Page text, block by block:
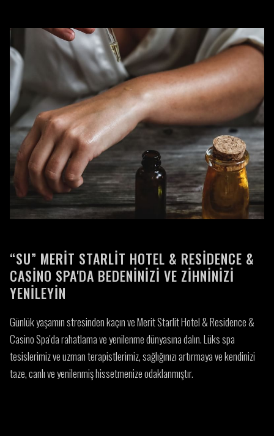
“SU” MERIT STARLIT HOTEL & RESIDENCE &
CASINO SPA'DA BEDENINIZI VE ZIHNINIZI
YENILEYIN
Günlük yaşamın stresinden kaçın ve Merit Starlit Hotel & Residence &
Casino Spa'da rahatlama ve yenilenme dünyasına dalın. Lüks spa
tesislerimiz ve uzman terapistlerimiz, sağlığınızı artırmaya ve kendinizi
taze, canlı ve yenilenmiş hissetmenize odaklanmıştır.